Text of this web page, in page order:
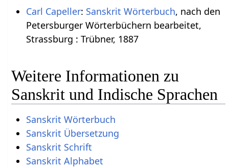
Carl Capeller: Sanskrit Wörterbuch, nach den
Petersburger Wörterbüchern bearbeitet,
Strassburg : Trübner, 1887
Weitere Informationen zu
Sanskrit und Indische Sprachen
Sanskrit Wörterbuch
Sanskrit Übersetzung
Sanskrit Schrift
Sanskrit Alphabet